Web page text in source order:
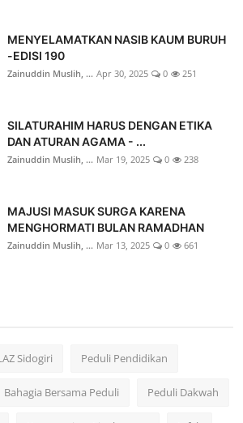
MENYELAMATKAN NASIB KAUM BURUH
-EDISI 190
Zainuddin Muslih, ... Apr 30, 2025 0 251
SILATURAHIM HARUS DENGAN ETIKA
DAN ATURAN AGAMA - ...
Zainuddin Muslih, ... Mar 19, 2025 0 238
MAJUSI MASUK SURGA KARENA
MENGHORMATI BULAN RAMADHAN
Zainuddin Muslih, ... Mar 13, 2025 0 661
Sidogiri Peduli Pendidikan
Bahagia Bersama Peduli Peduli Dakwah